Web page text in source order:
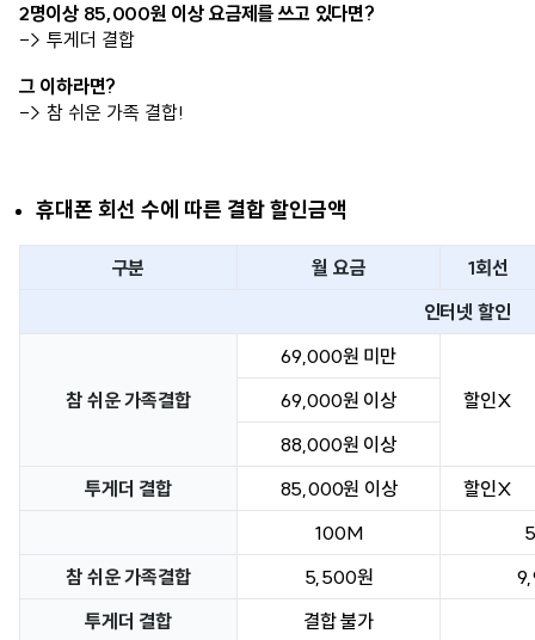
2명이상 85,000원 이상 요금제를 쓰고 있다면?
-> 투게더 결합
그 이하라면?
-> 참 쉬운 가족 결합!
휴대폰 회선 수에 따른 결합 할인금액
구분 월 요금
1회선
인터넷 할인
참 쉬운 가족결합
69,000원 미만
할인X
69,000원 이상
88,000원 이상
투게더 결합
85,000원 이상
할인X
100M
참 쉬운 가족결합
5,500원
투게더 결합
결합 불가